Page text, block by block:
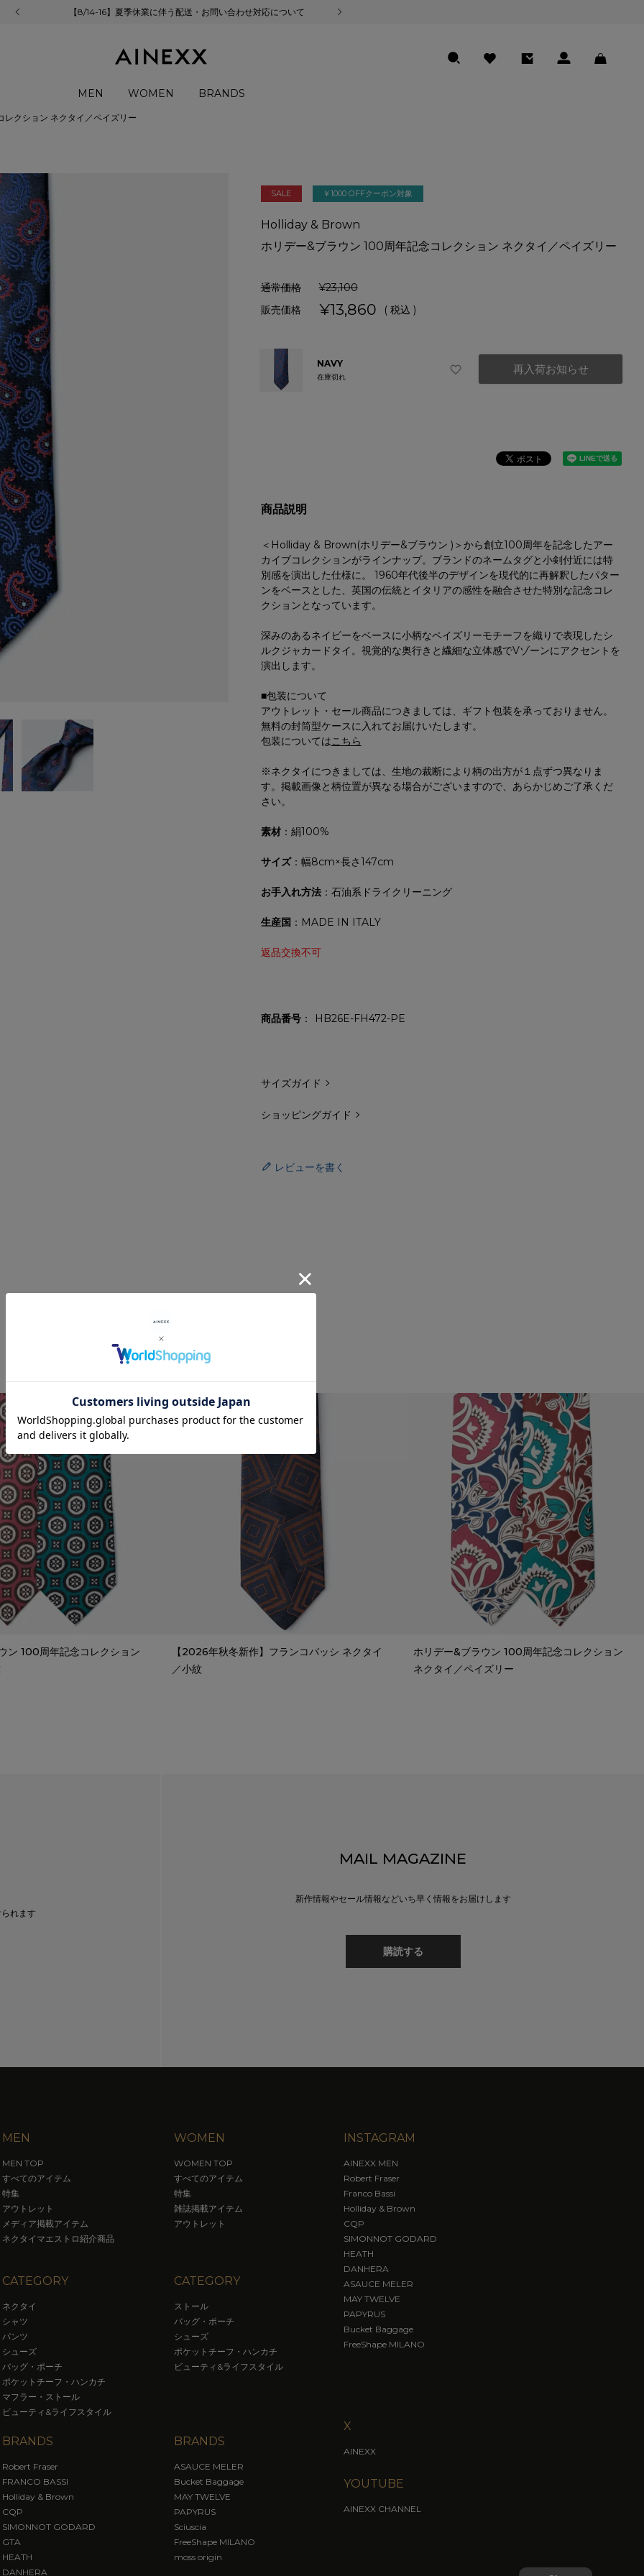
【8/14-16】夏季休業に伴う配送・お問い合わせ対応について
MEN WOMEN BRANDS
クション ネクタイ／ペイズリー
SALE ￥1000 OFFクーポン対象
Holliday & Brown
ホリデー&ブラウン 100周年記念コレクション ネクタイ／ペイズリー
通常価格 ¥23,100
¥13,860 税込
NAVY
在庫切れ
再入荷お知らせ
商品説明
＜Holliday & Brown(ホリデー&ブラウン )＞から創立100周年を記念したアー
カイブコレクションがラインナップ。ブランドのネームタグと小剣付近には特
別感を演出した仕様に。 1960年代後半のデザインを現代的に再解釈したパター
ンをベースとした、英国の伝統とイタリアの感性を融合させた特別な記念コレ
クションとなっています。
深みのあるネイビーをベースに小柄なペイズリーモチーフを織りで表現したシ
ルクジャカードタイ。視覚的な奥行きと繊細な立体感でVゾーンにアクセントを
演出します。
■包装について
アウトレット・セール商品につきましては、ギフト包装を承っておりません。
無料の封筒型ケースに入れてお届けいたします。
包装についてはこちら
※ネクタイにつきましては、生地の裁断により柄の出方が１点ずつ異なりま
す。掲載画像と柄位置が異なる場合がございますので、あらかじめご了承くだ
さい。
素材：絹100%
サイズ：幅8cm×長さ147cm
お手入れ方法：石油系ドライクリーニング
生産国 ：MADE IN ITALY
返品交換不可
商品番号 HB26E-FH472-PE
サイズガイド
ショッピングガイド
レビューを書く
RECOMMENDED ITEMS
ン 100周年記念コレクション
【2026年秋冬新作】フランコバッシ ネクタイ
／小紋
ホリデー&ブラウン 100周年記念コレクション
ネクタイ／ペイズリー
れます
MAIL MAGAZINE
新作情報やセール情報などいち早く情報をお届けします
購読する
MEN
MEN TOP
すべてのアイテム
特集
アウトレット
メディア掲載アイテム
ネクタイマエストロ紹介商品
CATEGORY
ネクタイ
シャツ
パンツ
シューズ
バッグ・ポーチ
ポケットチーフ・ハンカチ
マフラー・ストール
ビューティ&ライフスタイル
BRANDS
Robert Fraser
FRANCO BASSI
Holliday & Brown
CQP
SIMONNOT GODARD
GTA
HEATH
DANHERA
WOMEN
WOMEN TOP
すべてのアイテム
特集
雑誌掲載アイテム
アウトレット
CATEGORY
ストール
バッグ・ポーチ
シューズ
ポケットチーフ・ハンカチ
ビューティ&ライフスタイル
BRANDS
ASAUCE MELER
Bucket Baggage
MAY TWELVE
PAPYRUS
Sciuscia
FreeShape MILANO
moss origin
INSTAGRAM
AINEXX MEN
Robert Fraser
Franco Bassi
Holliday & Brown
CQP
SIMONNOT GODARD
HEATH
DANHERA
ASAUCE MELER
MAY TWELVE
PAPYRUS
Bucket Baggage
FreeShape MILANO
X
AINEXX
YOUTUBE
AINEXX CHANNEL